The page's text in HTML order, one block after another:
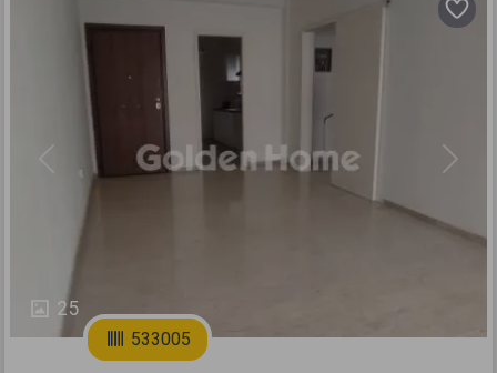
25
Previous Next
533005